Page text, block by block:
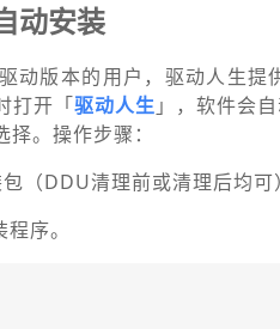
动安装
动版本的用户，驱动人生提
打开「驱动人生 」，软件会
。操作步骤：
（DDU清理前或清理后均可
序。